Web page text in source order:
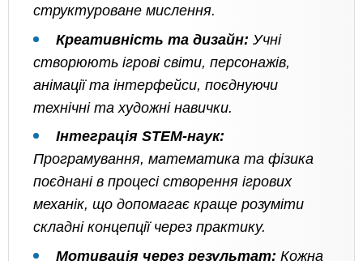
структуроване мислення.
Креативність та дизайн: Учні
створюють ігрові світи, персонажів,
анімації та інтерфейси, поєднуючи
технічні та художні навички.
Інтеграція STEM-наук:
Програмування, математика та фізика
поєднані в процесі створення ігрових
механік, що допомагає краще розуміти
складні концепції через практику.
Мотивація через результат: Кожна